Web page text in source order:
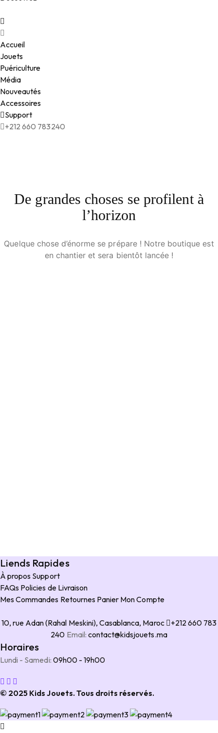
Accueil
Jouets
Puériculture
Média
Nouveautés
Accessoires
Support
+212 660 783240
De grandes choses se profilent à
l’horizon
Quelque chose d’énorme se prépare ! Notre boutique est
en chantier et sera bientôt lancée !
Liends Rapides
À propos Support
FAQs Policies de Livraison
Mes Commandes Retournes Panier Mon Compte
10, rue Adan (Rahal Meskini), Casablanca, Maroc
+212 660 783
240 Email: contact@kidsjouets.ma
Horaires
Lundi - Samedi: 09h00 - 19h00
© 2025 Kids Jouets. Tous droits réservés.